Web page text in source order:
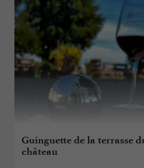
Guinguette de la terrasse
château